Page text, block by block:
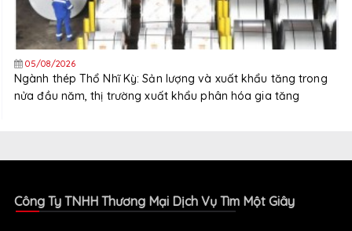
05/08/2026
Ngành thép Thổ Nhĩ Kỳ: Sản lượng và xuất khẩu tăng trong
nửa đầu năm, thị trường xuất khẩu phân hóa gia tăng
Công Ty TNHH Thương Mại Dịch Vụ Tìm Một Giây